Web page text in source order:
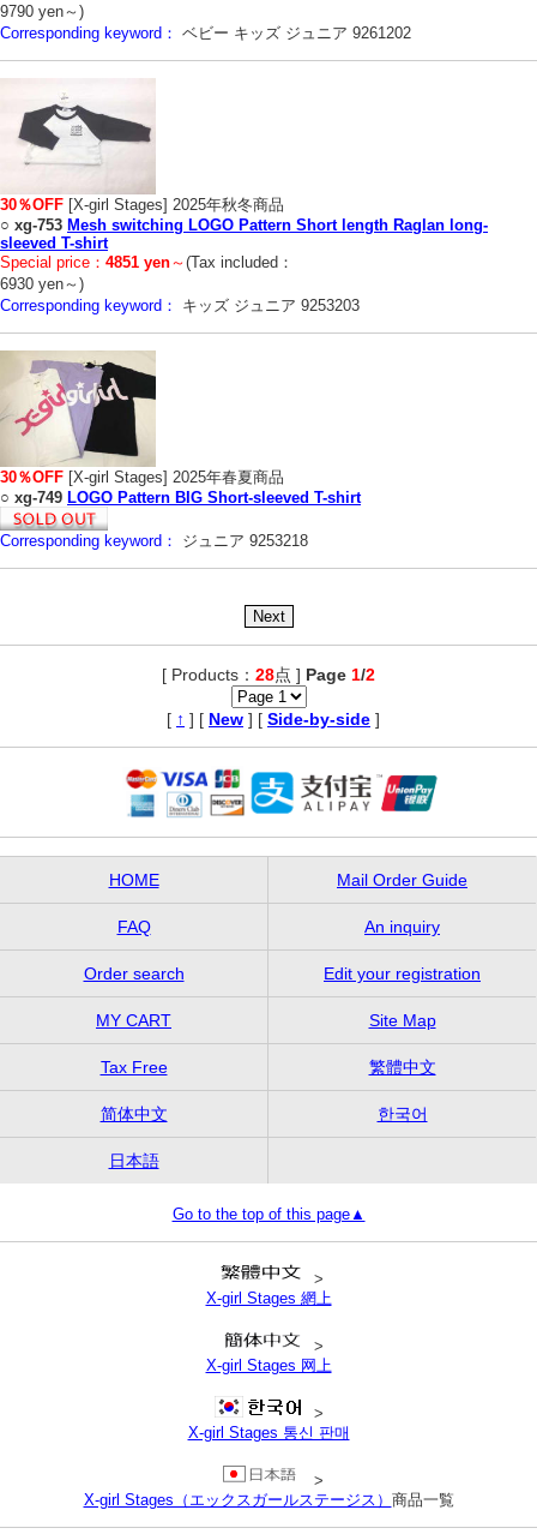
9790 yen～)
Corresponding keyword： ベビー キッズ ジュニア 9261202
30％OFF [X-girl Stages] 2025年秋冬商品
○ xg-753 Mesh switching LOGO Pattern Short length Raglan long-
sleeved T-shirt
Special price： 4851 yen～(Tax included：
6930 yen～)
Corresponding keyword：
キッズ ジュニア 9253203
30％OFF [X-girl Stages] 2025年春夏商品
○ xg-749 LOGO Pattern BIG Short-sleeved T-shirt
Corresponding keyword： ジュニア 9253218
[ Products： 28点 ] Page 1/2
[ ↑ ] [ New ] [ Side-by-side ]
HOME Mail Order Guide
FAQ An inquiry
Order search Edit your registration
MY CART Site Map
Tax Free 繁體中文
简体中文 한국어
日本語
Go to the top of this page▲
>
X-girl Stages 網上
>
X-girl Stages 网上
>
X-girl Stages 통신 판매
>
X-girl Stages（エックスガールステージス） 商品一覧